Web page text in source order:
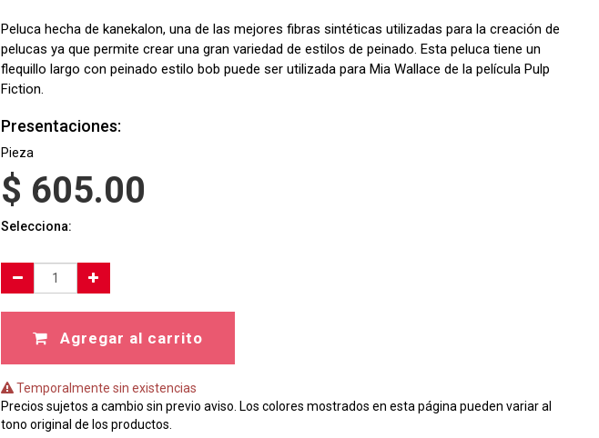
Peluca hecha de kanekalon, una de las mejores fibras sintéticas utilizadas para la creación de
pelucas ya que permite crear una gran variedad de estilos de peinado. Esta peluca tiene un
flequillo largo con peinado estilo bob puede ser utilizada para Mia Wallace de la película Pulp
Fiction.
Presentaciones:
Pieza
$ 605.00
Selecciona:
Agregar al carrito
Temporalmente sin existencias
Precios sujetos a cambio sin previo aviso. Los colores mostrados en esta página pueden variar al
tono original de los productos.